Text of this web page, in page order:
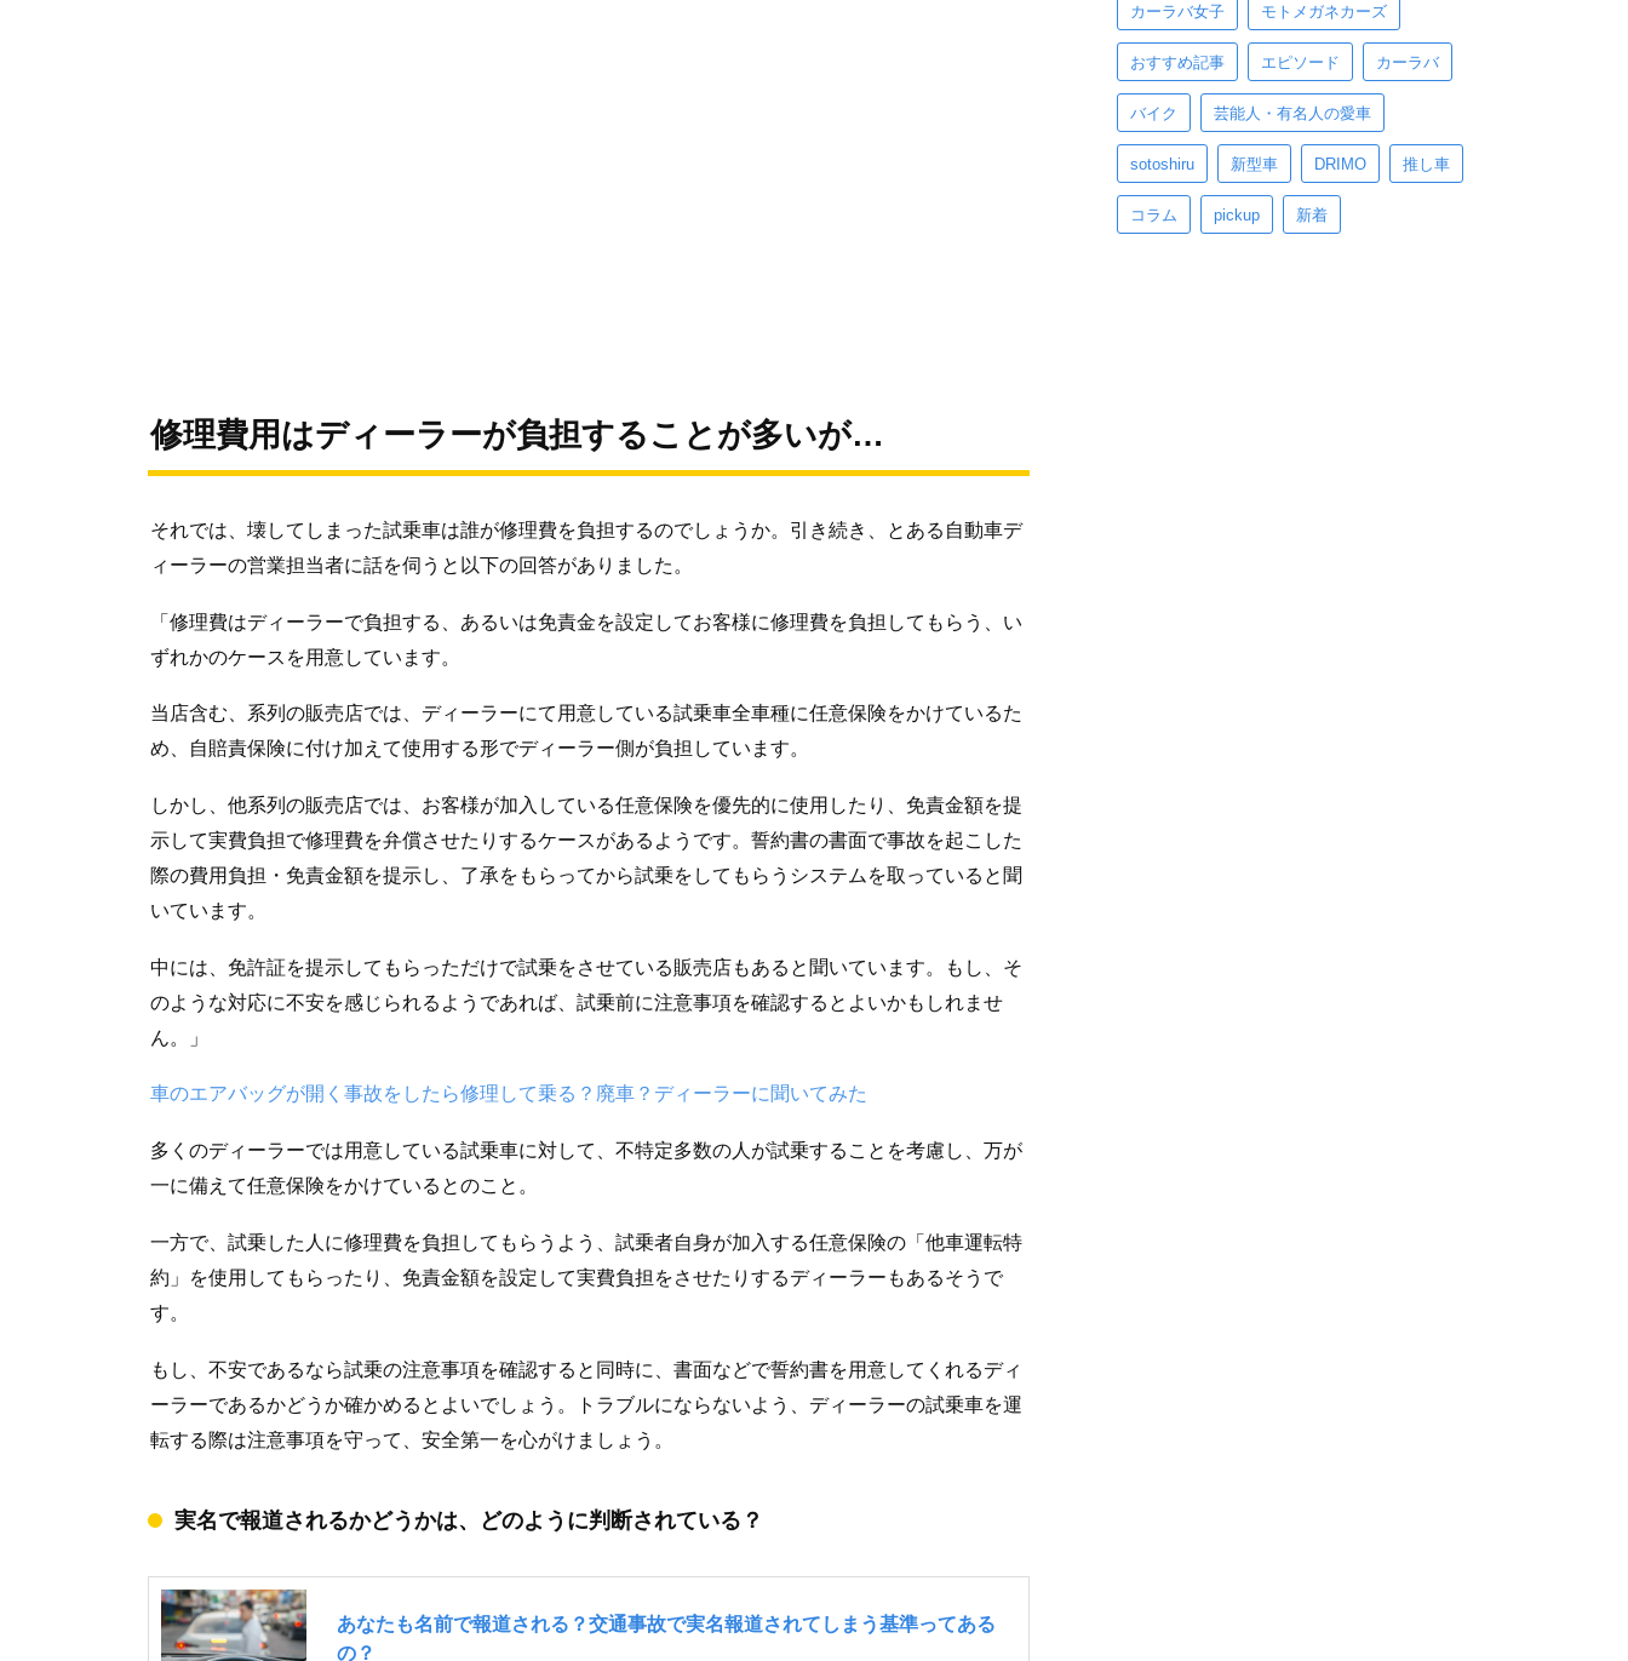
修理費用はディーラーが負担することが多いが…
それでは、壊してしまった試乗車は誰が修理費を負担するのでしょうか。引き続き、とある自動車デ
ィーラーの営業担当者に話を伺うと以下の回答がありました。
「修理費はディーラーで負担する、あるいは免責金を設定してお客様に修理費を負担してもらう、い
ずれかのケースを用意しています。
当店含む、系列の販売店では、ディーラーにて用意している試乗車全車種に任意保険をかけているた
め、自賠責保険に付け加えて使用する形でディーラー側が負担しています。
しかし、他系列の販売店では、お客様が加入している任意保険を優先的に使用したり、免責金額を提
示して実費負担で修理費を弁償させたりするケースがあるようです。誓約書の書面で事故を起こした
際の費用負担・免責金額を提示し、了承をもらってから試乗をしてもらうシステムを取っていると聞
いています。
中には、免許証を提示してもらっただけで試乗をさせている販売店もあると聞いています。もし、そ
のような対応に不安を感じられるようであれば、試乗前に注意事項を確認するとよいかもしれませ
ん。」
車のエアバッグが開く事故をしたら修理して乗る？廃車？ディーラーに聞いてみた
多くのディーラーでは用意している試乗車に対して、不特定多数の人が試乗することを考慮し、万が
一に備えて任意保険をかけているとのこと。
一方で、試乗した人に修理費を負担してもらうよう、試乗者自身が加入する任意保険の「他車運転特
約」を使用してもらったり、免責金額を設定して実費負担をさせたりするディーラーもあるそうで
す。
もし、不安であるなら試乗の注意事項を確認すると同時に、書面などで誓約書を用意してくれるディ
ーラーであるかどうか確かめるとよいでしょう。トラブルにならないよう、ディーラーの試乗車を運
転する際は注意事項を守って、安全第一を心がけましょう。
実名で報道されるかどうかは、どのように判断されている？
カーラバ女子 モトメガネカーズ
おすすめ記事 エピソード カーラバ
バイク 芸能人・有名人の愛車
sotoshiru 新型車 DRIMO 推し車
コラム pickup 新着